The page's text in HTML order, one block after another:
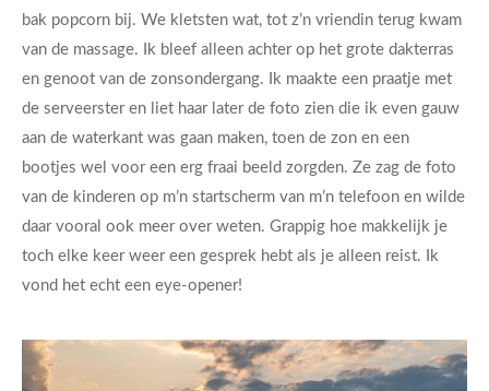
bak popcorn bij. We kletsten wat, tot z’n vriendin terug kwam
van de massage. Ik bleef alleen achter op het grote dakterras
en genoot van de zonsondergang. Ik maakte een praatje met
de serveerster en liet haar later de foto zien die ik even gauw
aan de waterkant was gaan maken, toen de zon en een
bootjes wel voor een erg fraai beeld zorgden. Ze zag de foto
van de kinderen op m’n startscherm van m’n telefoon en wilde
daar vooral ook meer over weten. Grappig hoe makkelijk je
toch elke keer weer een gesprek hebt als je alleen reist. Ik
vond het echt een eye-opener!